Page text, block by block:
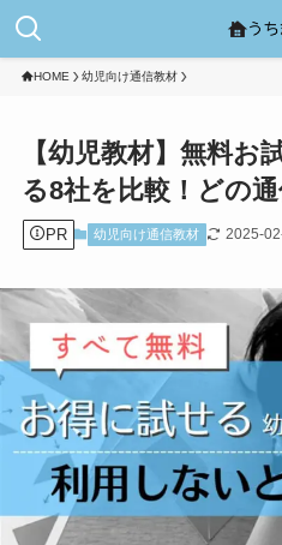
HOME 幼児向け通信教材
【幼児教材】無料お
る8社を比較！どの
PR 幼児向け通信教材 2025-